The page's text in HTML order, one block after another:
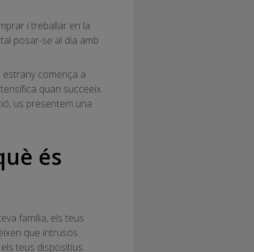
i treballar en la
posar-se al dia amb
comença a
quan succeeix
us presentem una
és
família, els teus
que intrusos
teus dispositius.